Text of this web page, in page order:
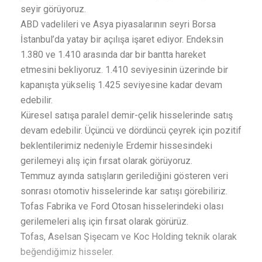
seyir görüyoruz.
ABD vadelileri ve Asya piyasalarının seyri Borsa
İstanbul’da yatay bir açılışa işaret ediyor. Endeksin
1.380 ve 1.410 arasında dar bir bantta hareket
etmesini bekliyoruz. 1.410 seviyesinin üzerinde bir
kapanışta yükseliş 1.425 seviyesine kadar devam
edebilir.
Küresel satışa paralel demir-çelik hisselerinde satış
devam edebilir. Üçüncü ve dördüncü çeyrek için pozitif
beklentilerimiz nedeniyle Erdemir hissesindeki
gerilemeyi alış için fırsat olarak görüyoruz.
Temmuz ayında satışların gerilediğini gösteren veri
sonrası otomotiv hisselerinde kar satışı görebiliriz.
Tofas Fabrika ve Ford Otosan hisselerindeki olası
gerilemeleri alış için fırsat olarak görürüz.
Tofas, Aselsan Şişecam ve Koc Holding teknik olarak
beğendiğimiz hisseler.